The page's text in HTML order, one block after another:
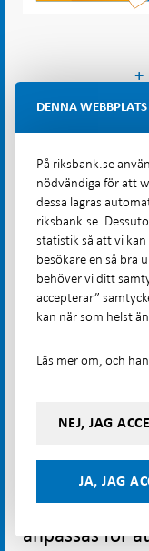
+
Riksbankens arbete
behöver
nya aktörer.
svenska
anpassas för
DENNA
På riksbank.se
nödvändiga för att
dessa lagras
riksbank.se.
statistik så att vi
besökare en så bra
behöver vi ditt
accepterar”
kan när som helst
Läs mer om, och
NEJ, JAG
JA, JAG